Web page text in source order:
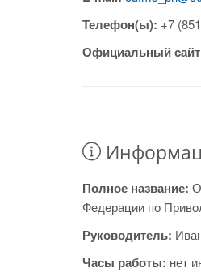
Телефон(ы): +7
Официальный
Полное название:
Федерации по
Руководитель:
Часы работы: нет